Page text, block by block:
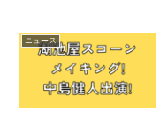
ニュース